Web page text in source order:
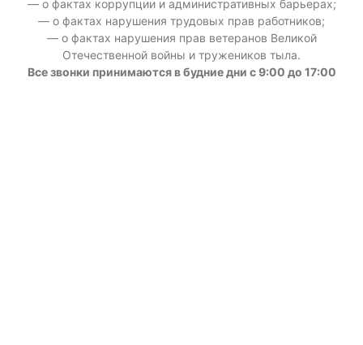
— о фактах коррупции и административных барьерах;
— о фактах нарушения трудовых прав работников;
— о фактах нарушения прав ветеранов Великой
Отечественной войны и тружеников тыла.
Все звонки принимаются в будние дни с 9:00 до 17:00